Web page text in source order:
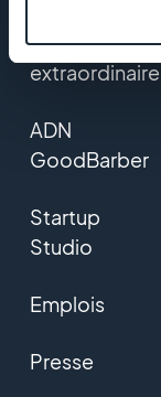
Assistance
extraordinaire
ADN
GoodBarber
Startup
Studio
Emplois
Presse